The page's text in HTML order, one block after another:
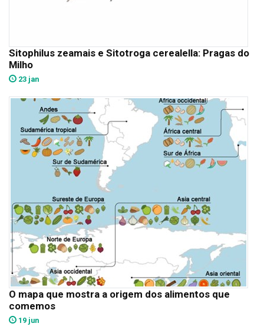
Sitophilus zeamais e Sitotroga cerealella: Pragas do
Milho
23 jan
O mapa que mostra a origem dos alimentos que
comemos
19 jun